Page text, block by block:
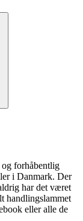
forhåbentlig
i Danmark. Der
har det været
handlingslammet
eller alle de